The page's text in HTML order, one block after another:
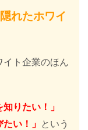
れたホワイ
イト企業のほん
りたい！」
い！」 という